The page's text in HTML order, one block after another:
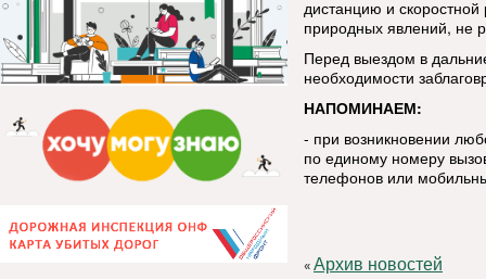
дистанцию и
природных явлений, не
Перед выездом в
необходимости
НАПОМИНАЕМ:
- при возникновении
по единому номеру
телефонов или
«Архив новостей